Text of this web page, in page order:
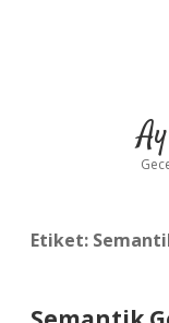
Etiket: